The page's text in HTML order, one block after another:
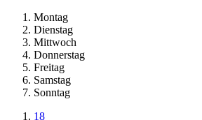
Montag
Dienstag
Mittwoch
Donnerstag
Freitag
Samstag
Sonntag
18